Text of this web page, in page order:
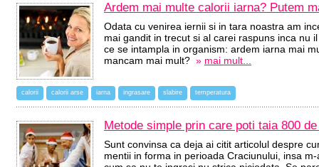
Ardem mai multe calorii iarna? Putem
Odata cu venirea iernii si in tara noastra am
mai gandit in trecut si al carei raspuns inca nu
ce se intampla in organism: ardem iarna mai
mancam mai mult? » mai mult...
calorii calorii arse iarna ingrasare slabire temperatura
Metode simple prin care poti taia 800
Sunt convinsa ca deja ai citit articolul despre
mentii in forma in perioada Craciunului, insa